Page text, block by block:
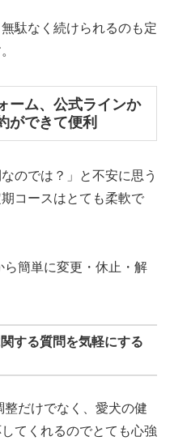
駄なく続けられるのも定
ーム、公式ラインか
ができて便利
のでは？」と不安に思う
コースはとても柔軟で
簡単に変更・休止・解
する質問を気軽にする
だけでなく、愛犬の健
てくれるのでとても心強